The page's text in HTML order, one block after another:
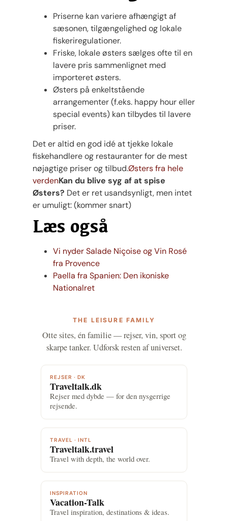
Priserne kan variere afhængigt af
sæsonen, tilgængelighed og lokale
fiskeriregulationer.
Friske, lokale østers sælges ofte til en
lavere pris sammenlignet med
importeret østers.
Østers på enkeltstående
arrangementer (f.eks. happy hour eller
special events) kan tilbydes til lavere
priser.
Det er altid en god idé at tjekke lokale
fiskehandlere og restauranter for de mest
nøjagtige priser og tilbud.Østers fra hele
verdenKan du blive syg af at spise
Østers? Det er ret usandsynligt, men intet
er umuligt: (kommer snart)
Læs også
Vi nyder Salade Niçoise og Vin Rosé
fra Provence
Paella fra Spanien: Den ikoniske
Nationalret
THE LEISURE FAMILY
Otte sites, én familie — rejser, vin, sport og
skarpe tanker. Udforsk resten af universet.
REJSER · DK
Traveltalk.dk
Rejser med dybde — for den nysgerrige
rejsende.
TRAVEL · INTL
Traveltalk.travel
Travel with depth, the world over.
INSPIRATION
Vacation-Talk
Travel inspiration, destinations & ideas.